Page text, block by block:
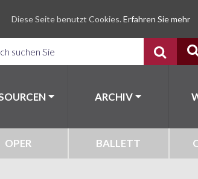
OPER BALLETT
ARCHIV
Diese Seite benutzt Cookies. Erfahren Sie mehr